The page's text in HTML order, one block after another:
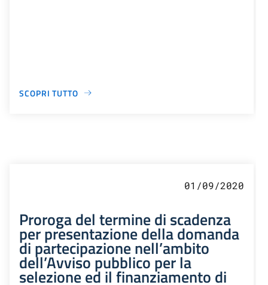
SCOPRI TUTTO
01/09/2020
Proroga del termine di scadenza
per presentazione della domanda
di partecipazione nell’ambito
dell’Avviso pubblico per la
selezione ed il finanziamento di